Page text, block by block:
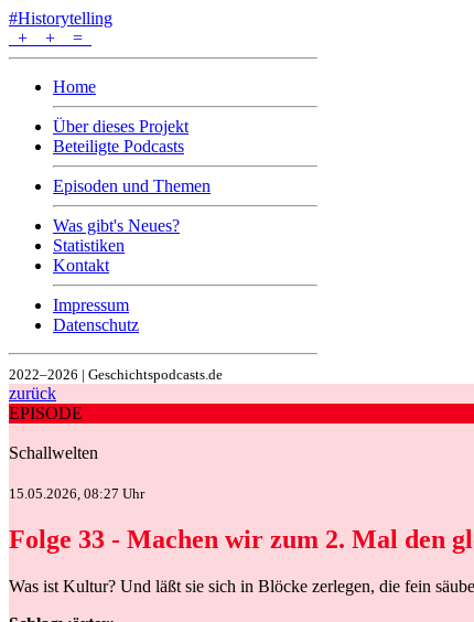
#Historytelling
+
+ =
Home
Über dieses Projekt
Beteiligte Podcasts
Episoden und Themen
Was gibt's Neues?
Statistiken
Kontakt
Impressum
Datenschutz
2022–2026 | Geschichtspodcasts.de
zurück
EPISODE
Schallwelten
15.05.2026, 08:27 Uhr
Folge 33 - Machen wir zum 2. Mal den
Was ist Kultur? Und läßt sie sich in Blöcke zerlegen, die fein